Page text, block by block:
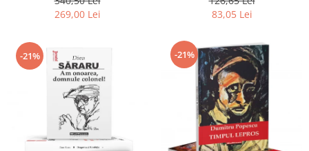
269,00 Lei
83,05 Lei
-21% -21%